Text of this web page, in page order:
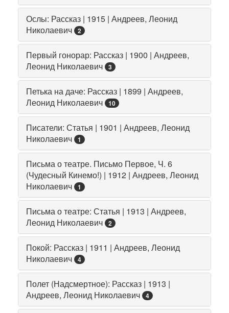
Ослы: Рассказ | 1915 | Андреев, Леонид
Николаевич
2
Первый гонорар: Рассказ | 1900 | Андреев,
Леонид Николаевич
3
Петька на даче: Рассказ | 1899 | Андреев,
Леонид Николаевич
10
Писатели: Статья | 1901 | Андреев, Леонид
Николаевич
1
Письма о театре. Письмо Первое, Ч. 6
(Чудесный Кинемо!) | 1912 | Андреев, Леонид
Николаевич
1
Письма о театре: Статья | 1913 | Андреев,
Леонид Николаевич
2
Покой: Рассказ | 1911 | Андреев, Леонид
Николаевич
4
Полет (Надсмертное): Рассказ | 1913 |
Андреев, Леонид Николаевич
4